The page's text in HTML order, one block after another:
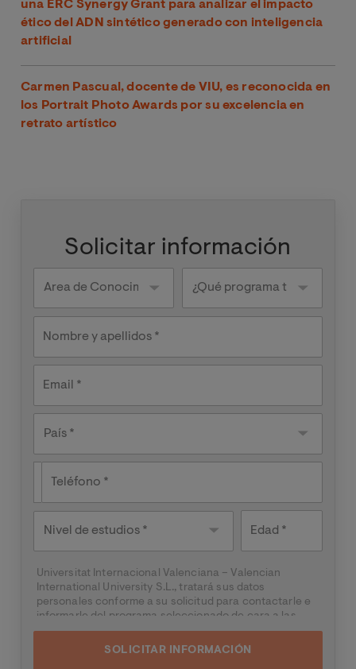
una ERC Synergy Grant para analizar el impacto
ético del ADN sintético generado con inteligencia
artificial
Carmen Pascual, docente de VIU, es reconocida en
los Portrait Photo Awards por su excelencia en
retrato artístico
Solicitar información
programa
te
Nombre y apellidos
Email
Edad
País *
Teléfono
Universitat Internacional Valenciana – Valencian
International University S.L., tratará sus datos
personales conforme a su solicitud para contactarle e
informarle del programa seleccionado de cara a las
dos próximas convocatorias del mismo, pudiendo
contactar con usted a través de medios electrónicos